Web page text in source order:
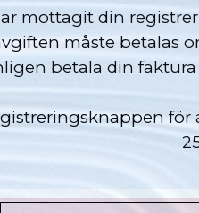
mottagit din
måste betalas
betala din
för